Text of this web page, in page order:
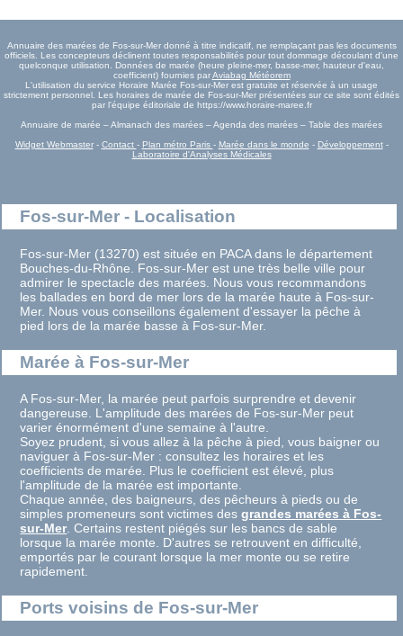
Annuaire des marées de Fos-sur-Mer donné à titre indicatif, ne remplaçant pas les documents
officiels. Les concepteurs déclinent toutes responsabilités pour tout dommage découlant d'une
quelconque utilisation. Données de marée (heure pleine-mer, basse-mer, hauteur d'eau,
coefficient) fournies parAviabag Météorem
L'utilisation du service Horaire Marée Fos-sur-Mer est gratuite et réservée à un usage
strictement personnel. Les horaires de marée de Fos-sur-Mer présentées sur ce site sont édités
par l'équipe éditoriale de https://www.horaire-maree.fr
Annuaire de marée – Almanach des marées – Agenda des marées – Table des marées
Widget Webmaster- Contact - Plan métro Paris - Marée dans le monde - Développement-
Laboratoire d'Analyses Médicales
Fos-sur-Mer - Localisation
Fos-sur-Mer (13270) est située en PACA dans le département
Bouches-du-Rhône. Fos-sur-Mer est une très belle ville pour
admirer le spectacle des marées. Nous vous recommandons
les ballades en bord de mer lors de la marée haute à Fos-sur-
Mer. Nous vous conseillons également d'essayer la pêche à
pied lors de la marée basse à Fos-sur-Mer.
Marée à Fos-sur-Mer
A Fos-sur-Mer, la marée peut parfois surprendre et devenir
dangereuse. L'amplitude des marées de Fos-sur-Mer peut
varier énormément d'une semaine à l'autre.
Soyez prudent, si vous allez à la pêche à pied, vous baigner ou
naviguer à Fos-sur-Mer : consultez les horaires et les
coefficients de marée. Plus le coefficient est élevé, plus
l'amplitude de la marée est importante.
Chaque année, des baigneurs, des pêcheurs à pieds ou de
simples promeneurs sont victimes desgrandes marées à Fos-
sur-Mer. Certains restent piégés sur les bancs de sable
lorsque la marée monte. D'autres se retrouvent en difficulté,
emportés par le courant lorsque la mer monte ou se retire
rapidement.
Ports voisins de Fos-sur-Mer